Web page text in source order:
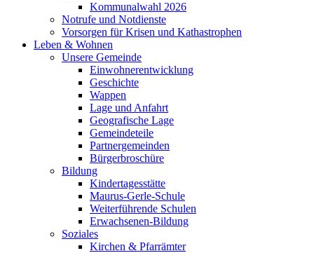
Kommunalwahl 2026
Notrufe und Notdienste
Vorsorgen für Krisen und Kathastrophen
Leben & Wohnen
Unsere Gemeinde
Einwohnerentwicklung
Geschichte
Wappen
Lage und Anfahrt
Geografische Lage
Gemeindeteile
Partnergemeinden
Bürgerbroschüre
Bildung
Kindertagesstätte
Maurus-Gerle-Schule
Weiterführende Schulen
Erwachsenen-Bildung
Soziales
Kirchen & Pfarrämter